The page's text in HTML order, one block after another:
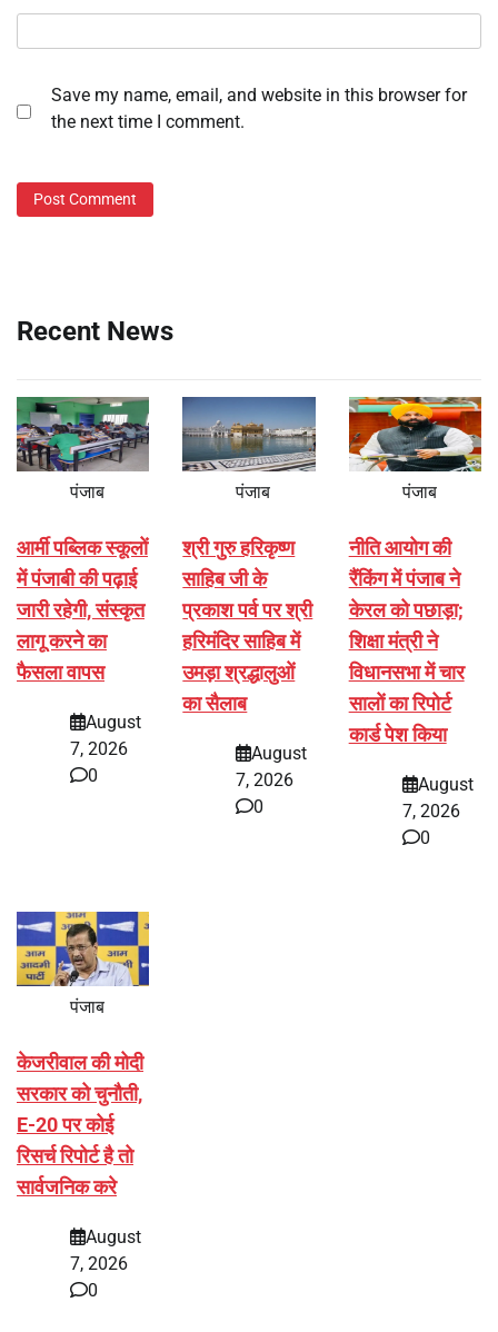
Save my name, email, and website in this browser for
the next time I comment.
Recent News
पंजाब
आर्मी पब्लिक स्कूलों
में पंजाबी की पढ़ाई
जारी रहेगी, संस्कृत
लागू करने का
फैसला वापस
August
7, 2026
0
पंजाब
श्री गुरु हरिकृष्ण
साहिब जी के
प्रकाश पर्व पर श्री
हरिमंदिर साहिब में
उमड़ा श्रद्धालुओं
का सैलाब
August
7, 2026
0
पंजाब
नीति आयोग की
रैंकिंग में पंजाब ने
केरल को पछाड़ा;
शिक्षा मंत्री ने
विधानसभा में चार
सालों का रिपोर्ट
कार्ड पेश किया
August
7, 2026
0
पंजाब
केजरीवाल की मोदी
सरकार को चुनौती,
E-20 पर कोई
रिसर्च रिपोर्ट है तो
सार्वजनिक करे
August
7, 2026
0